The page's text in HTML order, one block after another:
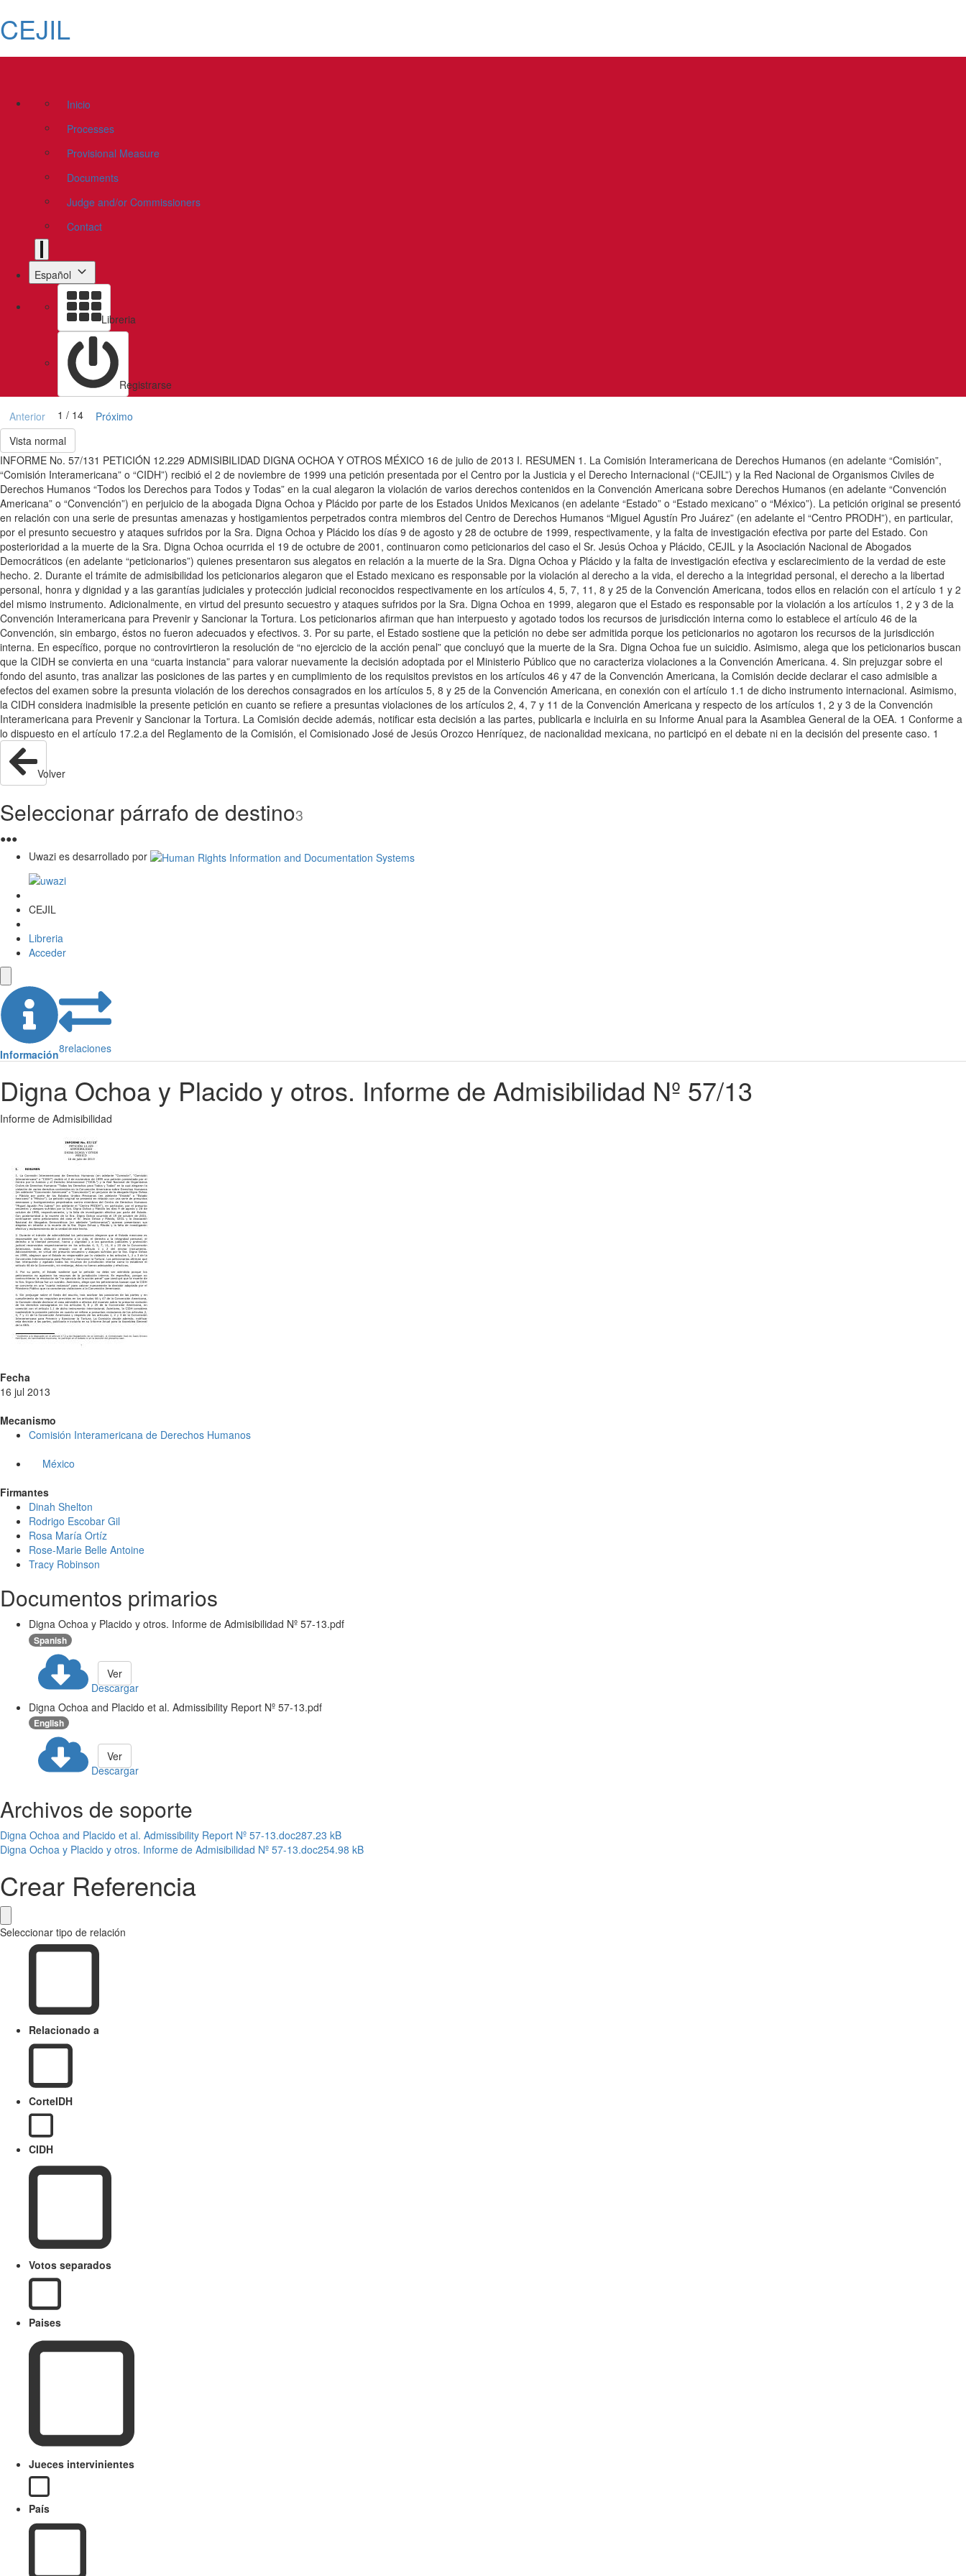
CEJIL
Inicio
Processes
Provisional Measure
Documents
Judge and/or Commissioners
Contact
Español
Libreria
Registrarse
Anterior 1 / 14
Próximo
Vista normal
INFORME No. 57/131 PETICIÓN 12.229 ADMISIBILIDAD DIGNA OCHOA Y OTROS MÉXICO 16 de julio de 2013 I. RESUMEN 1. La Comisión Interamericana de Derechos Humanos (en adelante “Comisión”,
“Comisión Interamericana” o “CIDH”) recibió el 2 de noviembre de 1999 una petición presentada por el Centro por la Justicia y el Derecho Internacional (“CEJIL”) y la Red Nacional de Organismos Civiles de
Derechos Humanos “Todos los Derechos para Todos y Todas” en la cual alegaron la violación de varios derechos contenidos en la Convención Americana sobre Derechos Humanos (en adelante “Convención
Americana” o “Convención”) en perjuicio de la abogada Digna Ochoa y Plácido por parte de los Estados Unidos Mexicanos (en adelante “Estado” o “Estado mexicano” o “México”). La petición original se presentó
en relación con una serie de presuntas amenazas y hostigamientos perpetrados contra miembros del Centro de Derechos Humanos “Miguel Agustín Pro Juárez” (en adelante el “Centro PRODH”), en particular,
por el presunto secuestro y ataques sufridos por la Sra. Digna Ochoa y Plácido los días 9 de agosto y 28 de octubre de 1999, respectivamente, y la falta de investigación efectiva por parte del Estado. Con
posterioridad a la muerte de la Sra. Digna Ochoa ocurrida el 19 de octubre de 2001, continuaron como peticionarios del caso el Sr. Jesús Ochoa y Plácido, CEJIL y la Asociación Nacional de Abogados
Democráticos (en adelante “peticionarios”) quienes presentaron sus alegatos en relación a la muerte de la Sra. Digna Ochoa y Plácido y la falta de investigación efectiva y esclarecimiento de la verdad de este
hecho. 2. Durante el trámite de admisibilidad los peticionarios alegaron que el Estado mexicano es responsable por la violación al derecho a la vida, el derecho a la integridad personal, el derecho a la libertad
personal, honra y dignidad y a las garantías judiciales y protección judicial reconocidos respectivamente en los artículos 4, 5, 7, 11, 8 y 25 de la Convención Americana, todos ellos en relación con el artículo 1 y 2
del mismo instrumento. Adicionalmente, en virtud del presunto secuestro y ataques sufridos por la Sra. Digna Ochoa en 1999, alegaron que el Estado es responsable por la violación a los artículos 1, 2 y 3 de la
Convención Interamericana para Prevenir y Sancionar la Tortura. Los peticionarios afirman que han interpuesto y agotado todos los recursos de jurisdicción interna como lo establece el artículo 46 de la
Convención, sin embargo, éstos no fueron adecuados y efectivos. 3. Por su parte, el Estado sostiene que la petición no debe ser admitida porque los peticionarios no agotaron los recursos de la jurisdicción
interna. En específico, porque no controvirtieron la resolución de “no ejercicio de la acción penal” que concluyó que la muerte de la Sra. Digna Ochoa fue un suicidio. Asimismo, alega que los peticionarios buscan
que la CIDH se convierta en una “cuarta instancia” para valorar nuevamente la decisión adoptada por el Ministerio Público que no caracteriza violaciones a la Convención Americana. 4. Sin prejuzgar sobre el
fondo del asunto, tras analizar las posiciones de las partes y en cumplimiento de los requisitos previstos en los artículos 46 y 47 de la Convención Americana, la Comisión decide declarar el caso admisible a
efectos del examen sobre la presunta violación de los derechos consagrados en los artículos 5, 8 y 25 de la Convención Americana, en conexión con el artículo 1.1 de dicho instrumento internacional. Asimismo,
la CIDH considera inadmisible la presente petición en cuanto se refiere a presuntas violaciones de los artículos 2, 4, 7 y 11 de la Convención Americana y respecto de los artículos 1, 2 y 3 de la Convención
Interamericana para Prevenir y Sancionar la Tortura. La Comisión decide además, notificar esta decisión a las partes, publicarla e incluirla en su Informe Anual para la Asamblea General de la OEA. 1 Conforme a
lo dispuesto en el artículo 17.2.a del Reglamento de la Comisión, el Comisionado José de Jesús Orozco Henríquez, de nacionalidad mexicana, no participó en el debate ni en la decisión del presente caso. 1
Volver
Seleccionar párrafo de destino3
●●●
Uwazi es desarrollado por
CEJIL
Libreria
Acceder
Información8relaciones
Digna Ochoa y Placido y otros. Informe de Admisibilidad Nº 57/13
Informe de Admisibilidad
Fecha
16 jul 2013
Mecanismo
Comisión Interamericana de Derechos Humanos
México
Firmantes
Dinah Shelton
Rodrigo Escobar Gil
Rosa María Ortíz
Rose-Marie Belle Antoine
Tracy Robinson
Documentos primarios
Digna Ochoa y Placido y otros. Informe de Admisibilidad Nº 57-13.pdf
Spanish
Descargar
Ver
Digna Ochoa and Placido et al. Admissibility Report Nº 57-13.pdf
English
Descargar
Ver
Archivos de soporte
Digna Ochoa and Placido et al. Admissibility Report Nº 57-13.doc287.23 kB
Digna Ochoa y Placido y otros. Informe de Admisibilidad Nº 57-13.doc254.98 kB
Crear Referencia
Seleccionar tipo de relación
Relacionado a
CorteIDH
CIDH
Votos separados
Paises
Jueces intervinientes
País